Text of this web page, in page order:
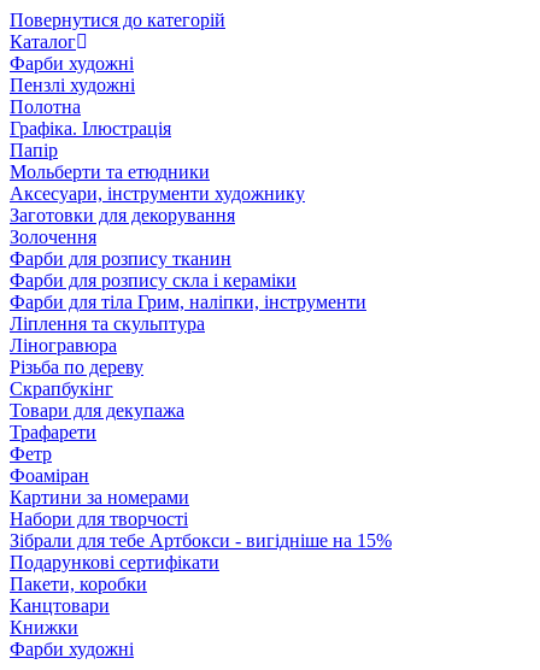
Повернутися до категорій
Каталог
Фарби художні
Пензлі художні
Полотна
Графіка. Ілюстрація
Папір
Мольберти та етюдники
Аксесуари, інструменти художнику
Заготовки для декорування
Золочення
Фарби для розпису тканин
Фарби для розпису скла і кераміки
Фарби для тіла Грим, наліпки, інструменти
Ліплення та скульптура
Ліногравюра
Різьба по дереву
Скрапбукінг
Товари для декупажа
Трафарети
Фетр
Фоаміран
Картини за номерами
Набори для творчості
Зібрали для тебе Артбокси - вигідніше на 15%
Подарункові сертифікати
Пакети, коробки
Канцтовари
Книжки
Фарби художні